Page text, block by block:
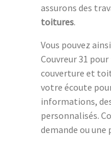
assurons des
toitures.
Vous pouvez
Couvreur 31
couverture et
votre écoute
informations,
personnalisés.
demande ou une